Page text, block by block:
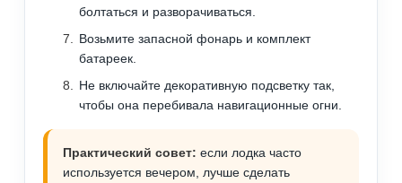
болтаться и разворачиваться.
Возьмите запасной фонарь и комплект
батареек.
Не включайте декоративную подсветку так,
чтобы она перебивала навигационные огни.
Практический совет: если лодка часто
используется вечером, лучше сделать